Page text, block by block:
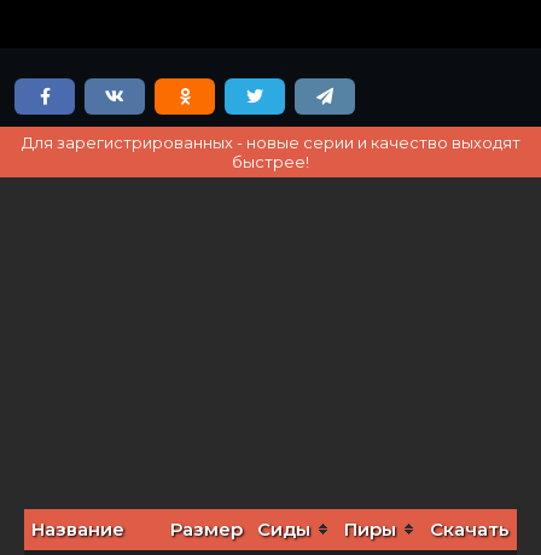
Для зарегистрированных - новые серии и качество выходят
быстрее!
Название Размер Сиды Пиры Скачать